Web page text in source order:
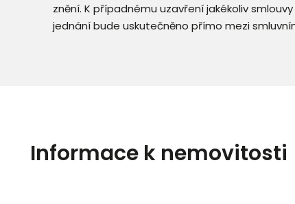
znění. K případnému uzavření jakékoliv
jednání bude uskutečněno přímo mezi
Informace k nemovitosti